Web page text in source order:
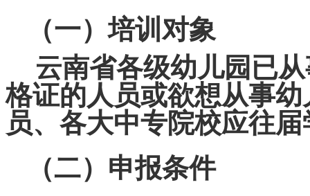
（一）培训对象
云南省各级幼儿园已
格证的人员或欲想从事
员、各大中专院校应往
（二）申报条件